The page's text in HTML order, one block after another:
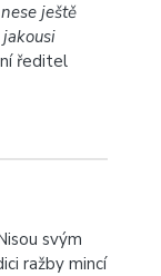
ještě
ředitel
svým
ražby mincí